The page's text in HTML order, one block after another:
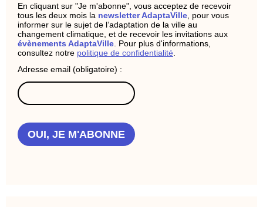
En cliquant sur "Je m'abonne", vous acceptez de recevoir
tous les deux mois la newsletter AdaptaVille , pour vous
informer sur le sujet de l’adaptation de la ville au
changement climatique, et de recevoir les invitations aux
évènements AdaptaVille . Pour plus d'informations,
consultez notre politique de confidentialité
Adresse email (obligatoire) :
OUI, JE M'ABONNE